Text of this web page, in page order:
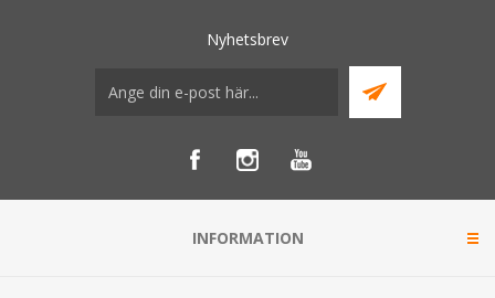
Nyhetsbrev
INFORMATION